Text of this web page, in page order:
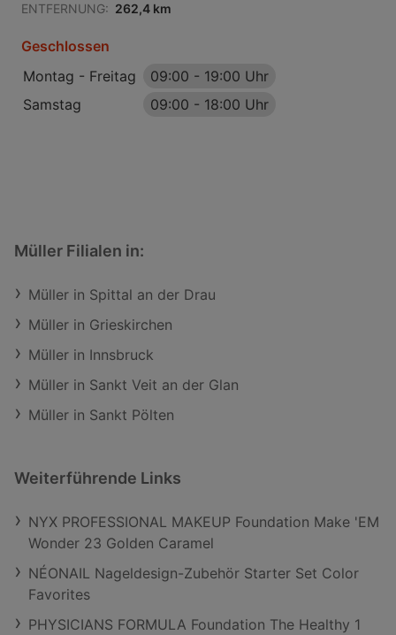
ENTFERNUNG: 262,4 km
Geschlossen
Montag - Freitag
09:00 - 19:00 Uhr
Samstag
09:00 - 18:00 Uhr
Müller Filialen in:
Müller in Spittal an der Drau
Müller in Grieskirchen
Müller in Innsbruck
Müller in Sankt Veit an der Glan
Müller in Sankt Pölten
Weiterführende Links
NYX PROFESSIONAL MAKEUP Foundation Make 'EM
Wonder 23 Golden Caramel
NÉONAIL Nageldesign-Zubehör Starter Set Color
Favorites
PHYSICIANS FORMULA Foundation The Healthy 1